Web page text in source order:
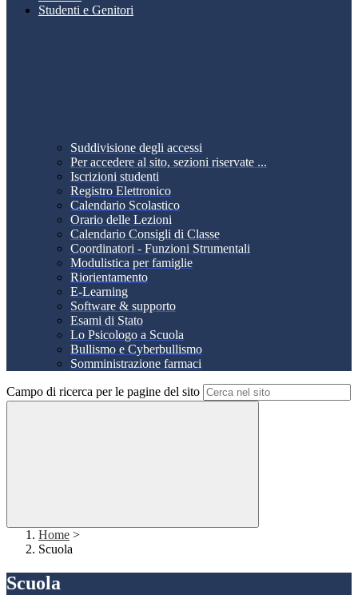
Studenti e Genitori
Suddivisione degli accessi
Per accedere al sito, sezioni riservate ...
Iscrizioni studenti
Registro Elettronico
Calendario Scolastico
Orario delle Lezioni
Calendario Consigli di Classe
Coordinatori - Funzioni Strumentali
Modulistica per famiglie
Riorientamento
E-Learning
Software & supporto
Esami di Stato
Lo Psicologo a Scuola
Bullismo e Cyberbullismo
Somministrazione farmaci
Campo di ricerca per le pagine del sito
Home >
Scuola
Scuola